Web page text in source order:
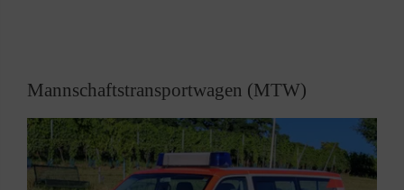
Mannschaftstransportwagen (MTW)